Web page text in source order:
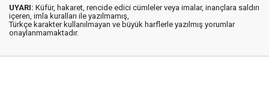
UYARI: Küfür, hakaret, rencide edici cümleler veya imalar, inançlara saldırı
içeren, imla kuralları ile yazılmamış,
Türkçe karakter kullanılmayan ve büyük harflerle yazılmış yorumlar
onaylanmamaktadır.